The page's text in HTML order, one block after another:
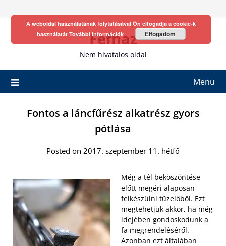
Fefhaz
Nem hivatalos oldal
Menu
Fontos a láncfűrész alkatrész gyors
pótlása
Posted on 2017. szeptember 11. hétfő
Még a tél beköszöntése
előtt megéri alaposan
felkészülni tüzelőből. Ezt
megtehetjük akkor, ha még
idejében gondoskodunk a
fa megrendeléséről.
Azonban ezt általában
A weboldal használatának folytatásával Ön elfogadja a cookie-k
használatát További információk Elfogadom